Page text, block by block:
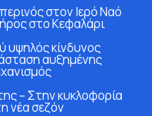
στον Ιερό Ναό
στο Κεφαλάρι
υψηλός κίνδυνος
αυξημένης
– Στην κυκλοφορία
νέα σεζόν